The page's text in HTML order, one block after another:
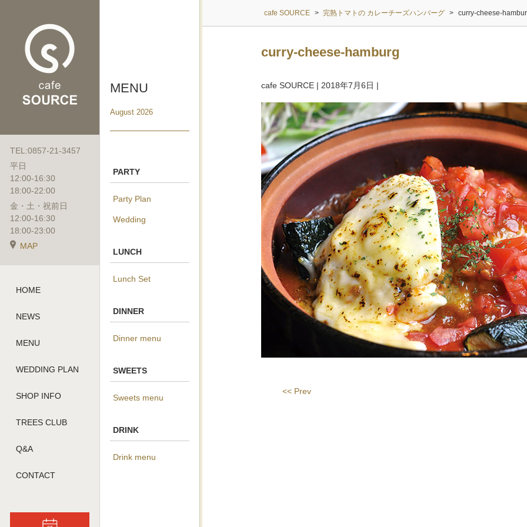
TEL:0857-21-3457
平日
12:00-16:30
18:00-22:00
金・土・祝前日
12:00-16:30
18:00-23:00
MAP
HOME
NEWS
MENU
WEDDING PLAN
SHOP INFO
TREES CLUB
Q&A
CONTACT
MENU
August 2026
PARTY
Party Plan
Wedding
LUNCH
Lunch Set
DINNER
Dinner menu
SWEETS
Sweets menu
DRINK
Drink menu
cafe SOURCE > 完熟トマトの カレーチーズハンバーグ > curry-cheese-
curry-cheese-hamburg
cafe SOURCE | 2018年7月6日 |
<< Prev